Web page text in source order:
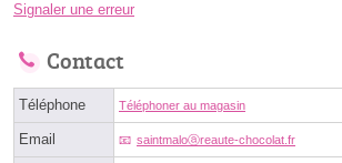
Signaler une erreur
Contact
Téléphone Téléphoner au magasin
Email saintmaloⓐreaute-chocolat.fr